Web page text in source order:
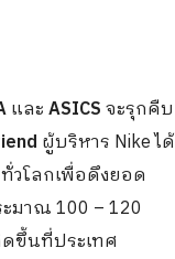
และASICSจะรุกคืบ
ผู้บริหาร Nike ได้
วโลกเพื่อดึงยอด
มาณ 100 – 120
ขึ้นที่ประเทศ